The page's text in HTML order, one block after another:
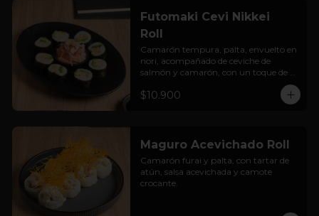
Futomaki Cevi Nikkei
Roll
Camarón tempura, palta, envuelto en
nori, acompañado de ceviche de
salmón y camarón, con un toque de
$10.900
Maguro Acevichado Roll
Camarón furai y palta, con tartar de
atún, salsa acevichada y camote
crocante.